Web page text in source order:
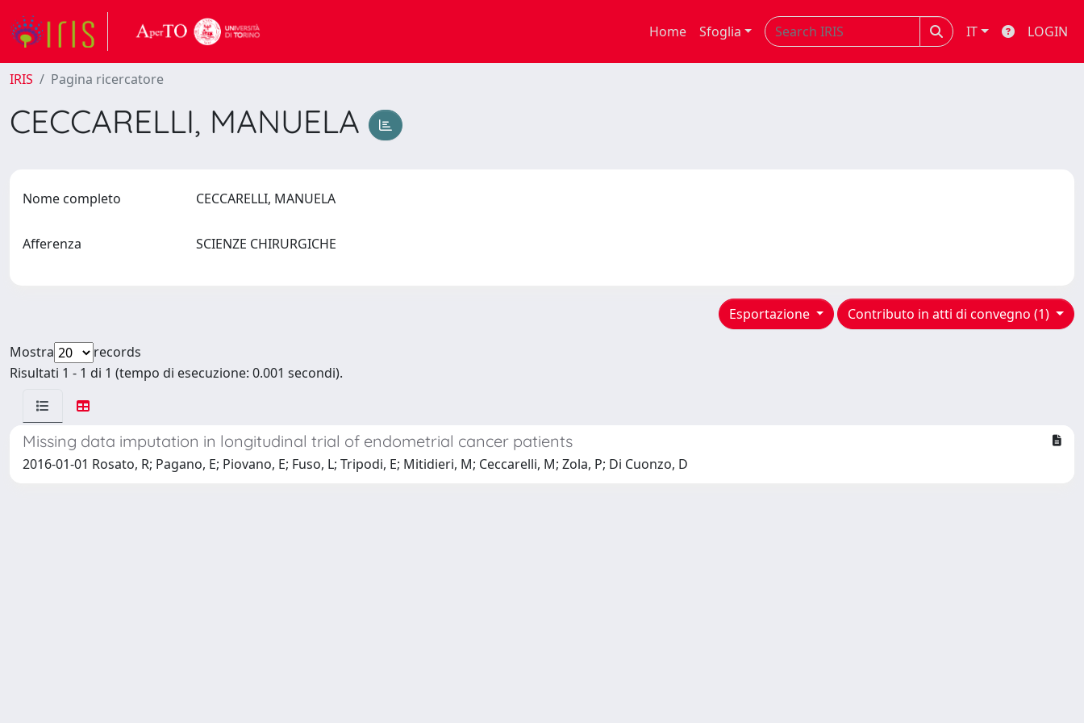
Home Sfoglia IT LOGIN
IRIS Pagina ricercatore
CECCARELLI, MANUELA
Nome completo CECCARELLI, MANUELA
Afferenza SCIENZE CHIRURGICHE
Contributo in atti di convegno (1)
Esportazione
Mostra
records
Risultati 1 - 1 di 1 (tempo di esecuzione: 0.001 secondi).
Missing data imputation in longitudinal trial of endometrial cancer patients
2016-01-01 Rosato, R; Pagano, E; Piovano, E; Fuso, L; Tripodi, E; Mitidieri, M; Ceccarelli, M; Zola, P; Di Cuonzo, D